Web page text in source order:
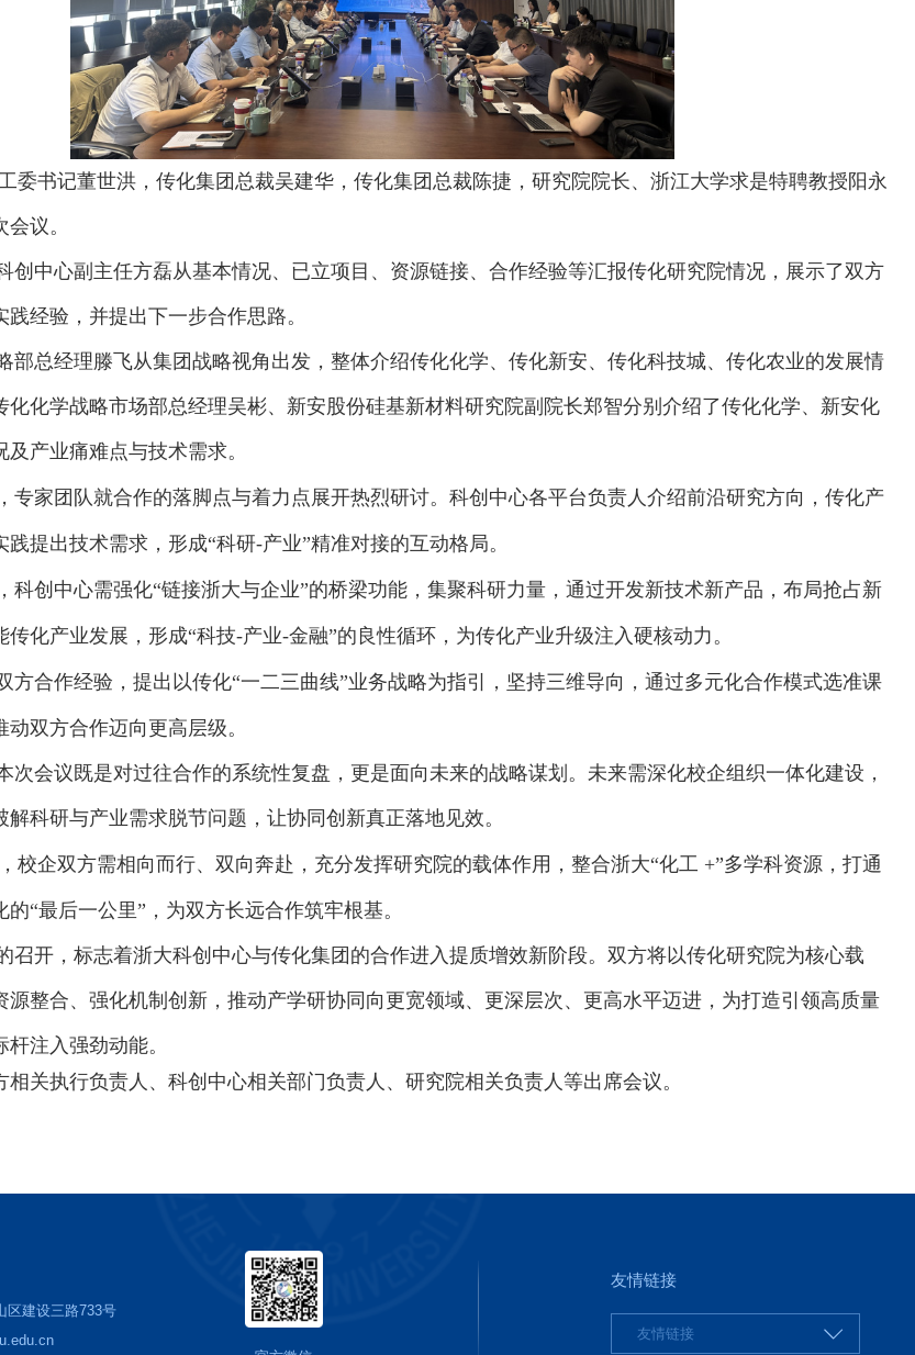
委书记董世洪，传化集团总裁吴建华，传化集团总裁陈捷 ，研究院院长、浙江大学求是特聘教授阳永
议。
创中心副主任方磊从基本情况、已立项目、资源链接、合作经验等汇报传化研究院情况，展示了双方
经验，并提出下一步合作思路。
部总经理滕飞从集团战略视角出发，整体介绍传化化学、传化新安、传化科技城、传化农业的发展情
化化学战略市场部总经理吴彬、新安股份硅基新材料研究院副院长郑智分别介绍了传化化学、新安化
产业痛难点与技术需求。
专家团队就合作的落脚点与着力点展开热烈研讨。科创中心各平台负责人介绍前沿研究方向，传化产
践提出技术需求，形成“科研-产业”精准对接的互动格局。
科创中心需强化“链接浙大与企业”的桥梁功能，集聚科研力量，通过开发新技术新产品，布局抢占新
传化产业发展，形成“科技-产业-金融”的良性循环 ，为传化产业升级注入硬核动力。
方合作经验，提出以传化“一二三曲线”业务战略为指引，坚持三维导向，通过多元化合作模式选准课
双方合作迈向更高层级。
次会议既是对过往合作的系统性复盘，更是面向未来的战略谋划。未来需深化校企组织一体化建设，
解科研与产业需求脱节问题，让协同创新真正落地见效。
校企双方需相向而行、双向奔赴，充分发挥研究院的载体作用，整合浙大“化工 +”多学科资源，打通
“最后一公里”，为双方长远合作筑牢根基。
召开，标志着浙大科创中心与传化集团的合作进入提质增效新阶段。双方将以传化研究院为核心载
源整合、强化机制创新，推动产学研协同向更宽领域、更深层次、更高水平迈进，为打造引领高质量
注入强劲动能。
相关执行负责人、科创中心相关部门负责人 、研究院相关负责人等出席会议。
区建设三路733号
友情链接
友情链接